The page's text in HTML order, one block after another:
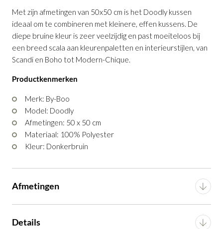
Met zijn afmetingen van 50x50 cm is het Doodly kussen
ideaal om te combineren met kleinere, effen kussens. De
diepe bruine kleur is zeer veelzijdig en past moeiteloos bij
een breed scala aan kleurenpaletten en interieurstijlen, van
Scandi en Boho tot Modern-Chique.
Productkenmerken
Merk: By-Boo
Model: Doodly
Afmetingen: 50 x 50 cm
Materiaal: 100% Polyester
Kleur: Donkerbruin
Afmetingen
Details
toegevoegd aan je winkelmandje
Kussen Doodly Bruin 40 x 60 cm
Productnummer: G14350030228
toegevoegd aan je winkelmandje
Kussen Doodly Bruin 50 x 50 cm
Productnummer: G14350030728